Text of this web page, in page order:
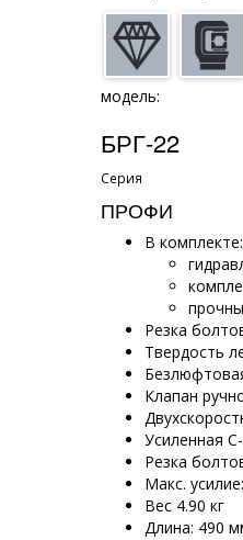
модель:
БРГ-22
Серия
ПРОФИ
В комплекте:
Резка
Твердость
Клапан
Усиленная
Резка
Макс.
Вес 4.90 кг
Длина: 490